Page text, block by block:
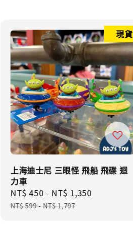
現貨
上海迪士尼 三眼怪 飛船 飛碟 迴
力車
Sale
price
NT$ 450 - NT$ 1,350
NT$ 599-NT$ 1,797